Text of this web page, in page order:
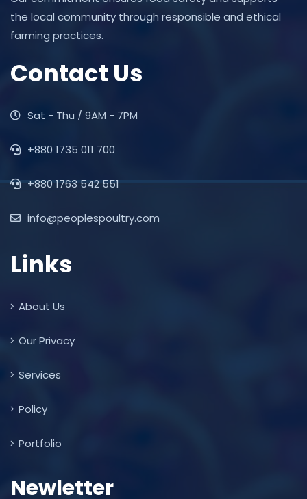
the local community through responsible and ethical
farming practices.
Contact Us
Sat - Thu / 9AM - 7PM
+880 1735 011 700
+880 1763 542 551
info@peoplespoultry.com
Links
About Us
Our Privacy
Services
Policy
Portfolio
Newletter